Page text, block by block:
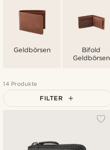
Geldbörsen
Bifold
Geldbörsen
14 Produkte
FILTER